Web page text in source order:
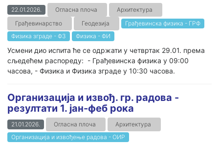
22.01.2026. Огласна плоча
Архитектура
Грађевинарство
Геодезија
Грађевинска физика - ГРФ
Физика зграде - ФЗ
Физика - ФИ
Усмени дио испита ће се одржати у четвртак 29.01. према
сљедећем распореду: - Грађевинска физика у 09:00
часова, - Физика и Физика зграде у 10:30 часова.
Организација и извођ. гр. радова -
резултати 1. јан-феб рока
21.01.2026. Огласна плоча
Архитектура
Организација и извођење радова - ОИР